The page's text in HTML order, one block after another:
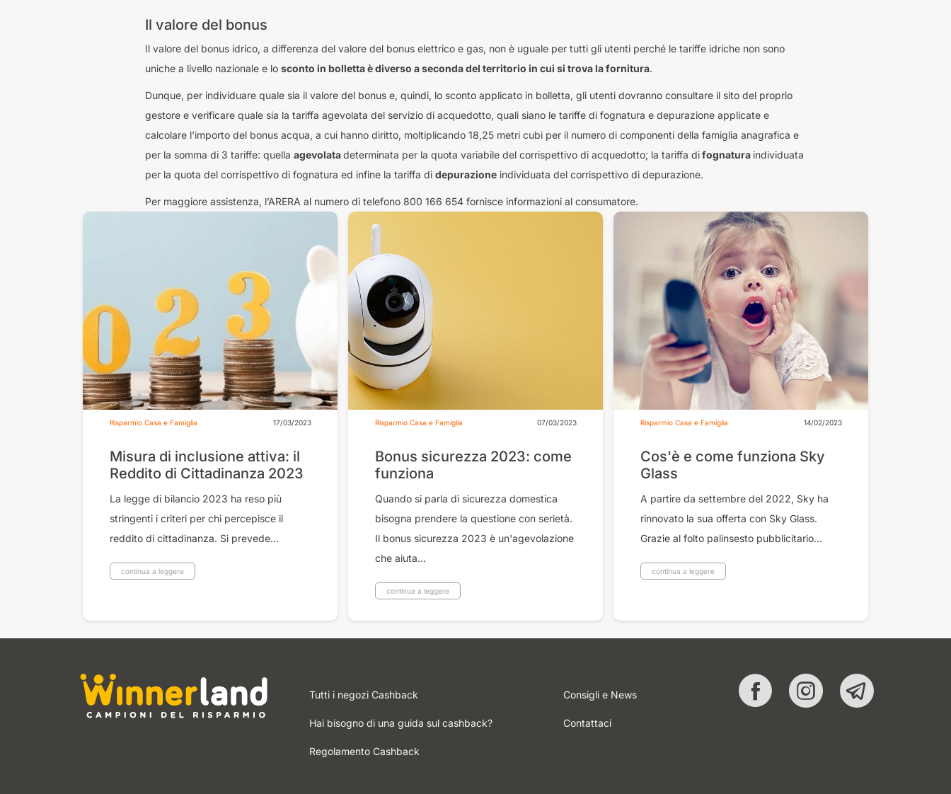
Il valore del bonus
Il valore del bonus idrico, a differenza del valore del bonus elettrico e gas, non è uguale per tutti gli utenti perché le tariffe idriche non sono
uniche a livello nazionale e lo sconto in bolletta è diverso a seconda del territorio in cui si trova la fornitura.
Dunque, per individuare quale sia il valore del bonus e, quindi, lo sconto applicato in bolletta, gli utenti dovranno consultare il sito del proprio
gestore e verificare quale sia la tariffa agevolata del servizio di acquedotto, quali siano le tariffe di fognatura e depurazione applicate e
calcolare l'importo del bonus acqua, a cui hanno diritto, moltiplicando 18,25 metri cubi per il numero di componenti della famiglia anagrafica e
per la somma di 3 tariffe: quella agevolatadeterminata per la quota variabile del corrispettivo di acquedotto; la tariffa difognatura individuata
per la quota del corrispettivo di fognatura ed infine la tariffa di depurazioneindividuata del corrispettivo di depurazione.
Per maggiore assistenza, l’ARERA al numero di telefono 800 166 654 fornisce informazioni al consumatore.
Risparmio Casa e Famiglia 17/03/2023
Misura di inclusione attiva: il
Reddito di Cittadinanza 2023
La legge di bilancio 2023 ha reso più
stringenti i criteri per chi percepisce il
reddito di cittadinanza. Si prevede...
continua a leggere
Risparmio Casa e Famiglia 07/03/2023
Bonus sicurezza 2023: come
funziona
Quando si parla di sicurezza domestica
bisogna prendere la questione con serietà.
Il bonus sicurezza 2023 è un'agevolazione
che aiuta...
continua a leggere
Risparmio Casa e Famiglia 14/02/2023
Cos'è e come funziona Sky
Glass
A partire da settembre del 2022, Sky ha
rinnovato la sua offerta con Sky Glass.
Grazie al folto palinsesto pubblicitario...
continua a leggere
Tutti i negozi Cashback
Hai bisogno di una guida sul cashback?
Regolamento Cashback
Consigli e News
Contattaci